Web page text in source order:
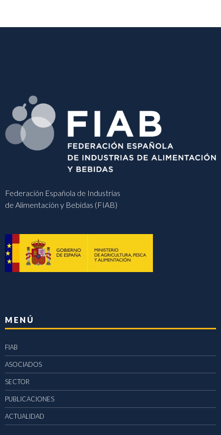
Federación Española de Industrias
de Alimentación y Bebidas (FIAB)
MENÚ
FIAB
ASOCIADOS
SECTOR
PUBLICACIONES
ACTUALIDAD